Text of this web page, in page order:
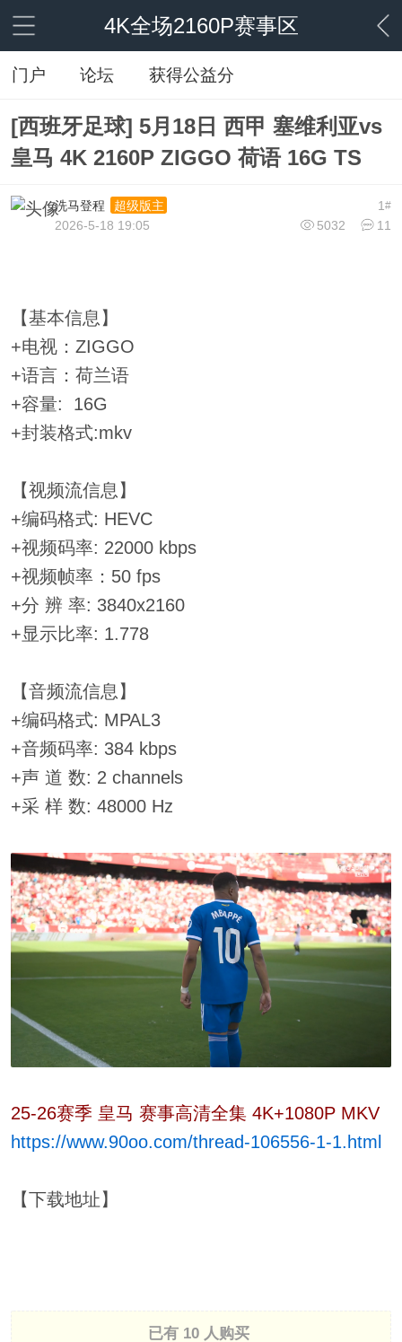
4K全场2160P赛事区
门户 论坛 获得公益分
[西班牙足球] 5月18日 西甲 塞维利亚vs
皇马 4K 2160P ZIGGO 荷语 16G TS
1#
洗马登程
超级版主
5032
11
2026-5-18 19:05
【基本信息】
+电视：ZIGGO
+语言：荷兰语
+容量: 16G
+封装格式:mkv
【视频流信息】
+编码格式: HEVC
+视频码率: 22000 kbps
+视频帧率：50 fps
+分 辨 率: 3840x2160
+显示比率: 1.778
【音频流信息】
+编码格式: MPAL3
+音频码率: 384 kbps
+声 道 数: 2 channels
+采 样 数: 48000 Hz
25-26赛季 皇马 赛事高清全集 4K+1080P MKV
https://www.90oo.com/thread-106556-1-1.html
【下载地址】
已有 10 人购买